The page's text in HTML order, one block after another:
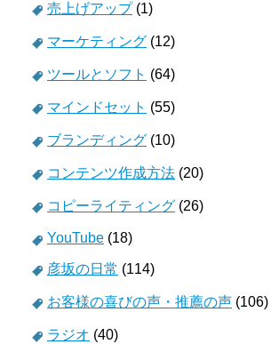
売上げアップ(1)
マーケティング (12)
ツールとソフト (64)
マインドセット (55)
ブランディング (10)
コンテンツ作成方法 (20)
コピーライティング (26)
YouTube (18)
彦坂の日常 (114)
お客様の喜びの声・推薦の声 (106)
ラジオ (40)